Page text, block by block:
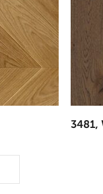
3481,